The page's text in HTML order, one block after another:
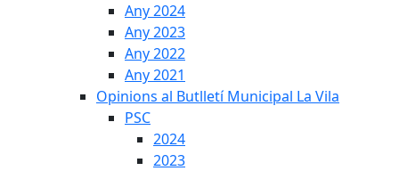
Any 2024
Any 2023
Any 2022
Any 2021
Opinions al Butlletí Municipal La Vila
PSC
2024
2023